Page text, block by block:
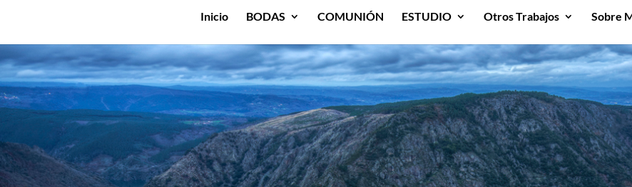
Inicio BODAS COMUNIÓN ESTUDIO Otros Trabajos Sobre